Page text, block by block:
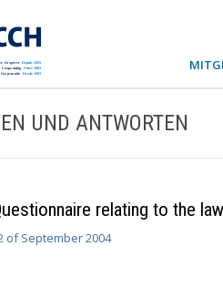
UND ANTWORTEN
relating to the
of September 2004